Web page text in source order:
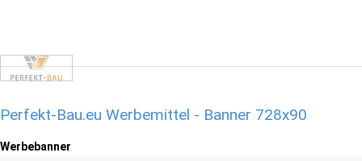
Perfekt-Bau.eu Werbemittel - Banner 728x90
Werbebanner